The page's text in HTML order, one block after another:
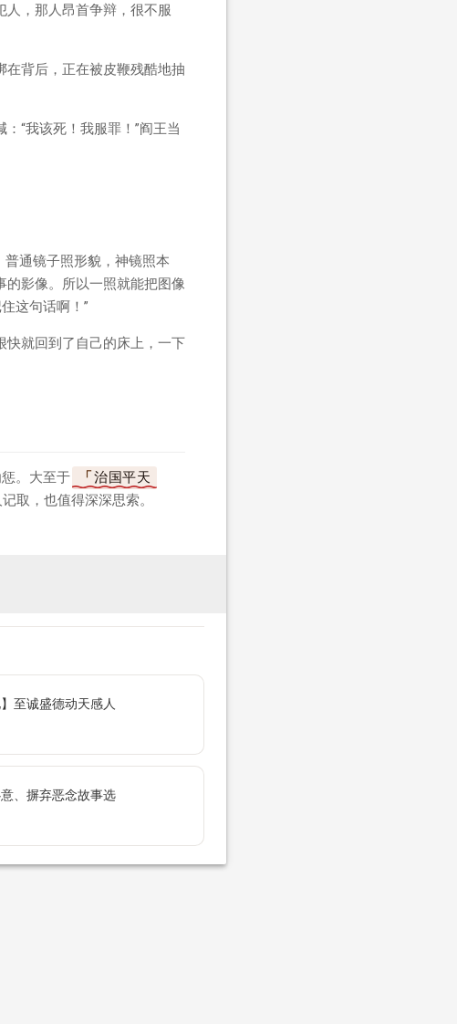
人，那人昂首争辩，很不服
在背后，正在被皮鞭残酷地抽
“我该死！我服罪！”阎王当
普通镜子照形貌，神镜照本
影像。所以一照就能把图像
这句话啊！”
快就回到了自己的床上，一下
。大至于
治国平天
取，也值得深深思索。
】至诚盛德动天感人
、摒弃恶念故事选